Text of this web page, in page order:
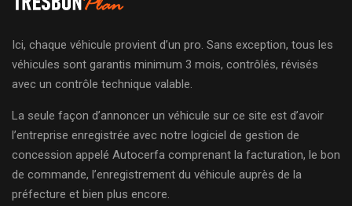
Ici, chaque véhicule provient d’un pro. Sans exception, tous les
véhicules sont garantis minimum 3 mois, contrôlés, révisés
avec un contrôle technique valable.
La seule façon d’annoncer un véhicule sur ce site est d’avoir
l’entreprise enregistrée avec notre logiciel de gestion de
concession appelé Autocerfa comprenant la facturation, le bon
de commande, l’enregistrement du véhicule auprès de la
préfecture et bien plus encore.